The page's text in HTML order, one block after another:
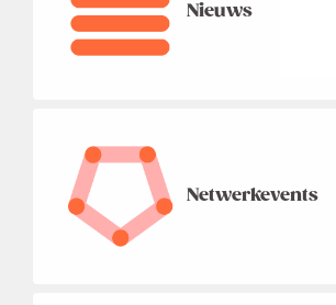
Nieuws
Netwerkevents